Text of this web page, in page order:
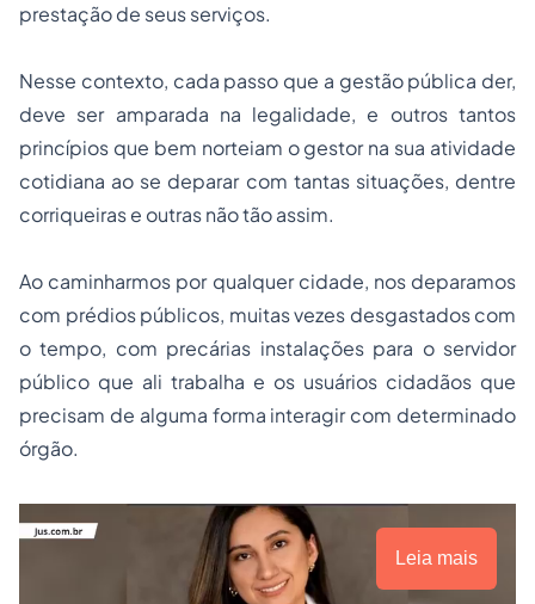
prestação de seus serviços.
Nesse contexto, cada passo que a gestão pública der,
deve ser amparada na legalidade, e outros tantos
princípios que bem norteiam o gestor na sua atividade
cotidiana ao se deparar com tantas situações, dentre
corriqueiras e outras não tão assim.
Ao caminharmos por qualquer cidade, nos deparamos
com prédios públicos, muitas vezes desgastados com
o tempo, com precárias instalações para o servidor
público que ali trabalha e os usuários cidadãos que
precisam de alguma forma interagir com determinado
órgão.
Leia mais